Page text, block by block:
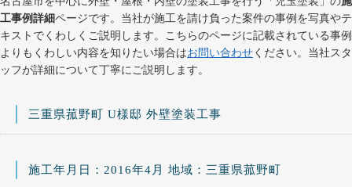
工事例詳細ページです。当社が施工を請け負った案件の事例を写真やテ
キストでくわしくご説明します。こちらのページに記載されている事例
よりもくわしい内容を知りたい場合はお問い合わせ ください。当社スタ
ッフが詳細について丁寧にご説明します。
三重県菰野町 U様邸 外壁塗装工事
施工年月日：2016年4月 地域：三重県菰野町